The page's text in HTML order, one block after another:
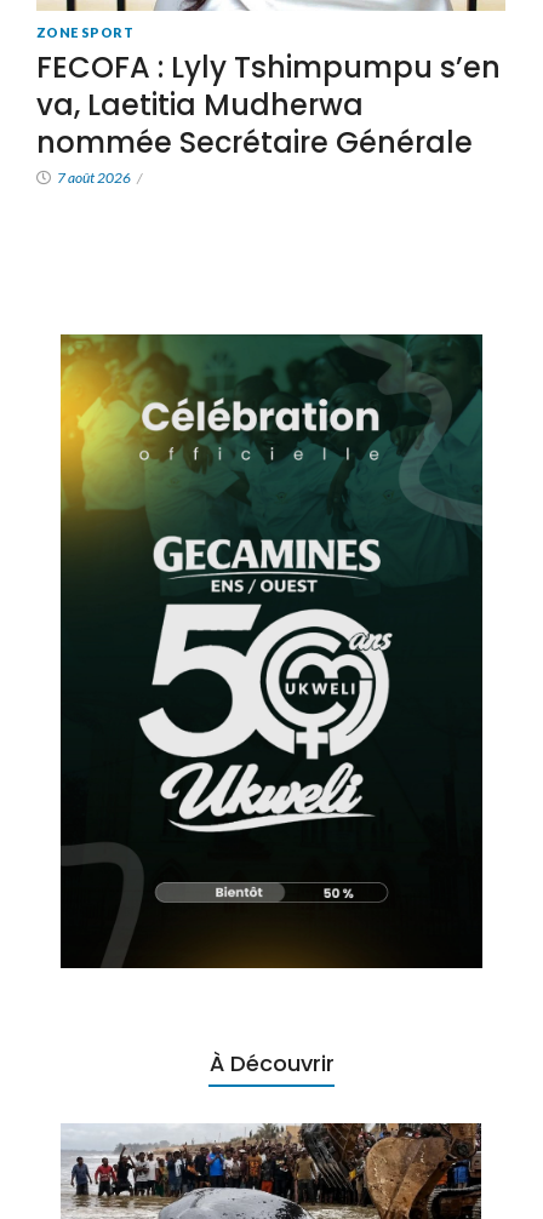
ZONE SPORT
FECOFA : Lyly Tshimpumpu s’en
va, Laetitia Mudherwa
nommée Secrétaire Générale
7 août 2026 /
À Découvrir